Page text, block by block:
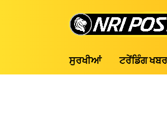
Post
ਸੁਰਖੀਆਂ ਟਰੇਂਡਿੰਗ